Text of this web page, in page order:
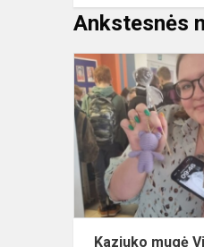
Ankstesnės
Kaziuko mugė